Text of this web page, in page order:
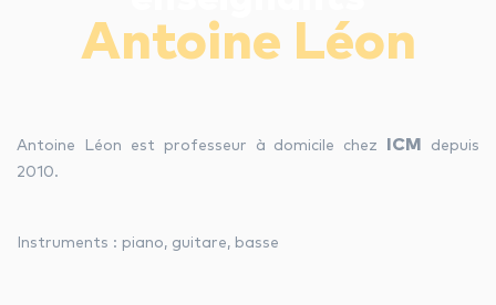
offres d’emploi
Antoine Léon
Antoine Léon est professeur à domicile chez ICM
depuis
2010.
Instruments : piano, guitare, basse